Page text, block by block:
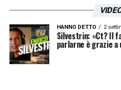
HANNO DETTO 2
Silvestrin: «Ct? Il
parlarne è grazie a